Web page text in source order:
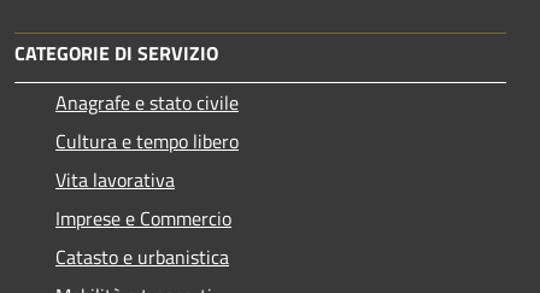
CATEGORIE DI SERVIZIO
Anagrafe e stato civile
Cultura e tempo libero
Vita lavorativa
Imprese e Commercio
Catasto e urbanistica